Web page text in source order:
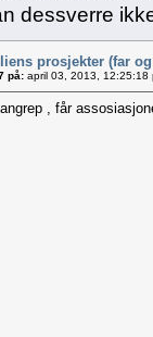
dessverre
prosjekter (far
på: april 03, 2013, 12:25:18
, får